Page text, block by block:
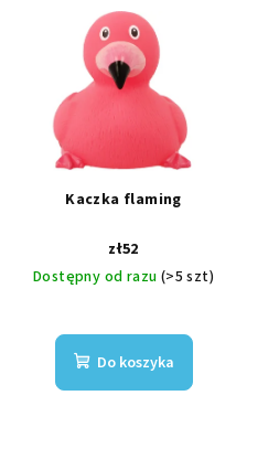
Kaczka flaming
zł52
Dostępny od razu (>5 szt)
Do koszyka